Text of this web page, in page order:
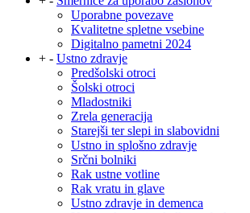
Uporabne povezave
Kvalitetne spletne vsebine
Digitalno pametni 2024
+ - Ustno zdravje
Predšolski otroci
Šolski otroci
Mladostniki
Zrela generacija
Starejši ter slepi in slabovidni
Ustno in splošno zdravje
Srčni bolniki
Rak ustne votline
Rak vratu in glave
Ustno zdravje in demenca